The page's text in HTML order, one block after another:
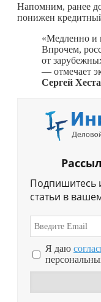
Напомним, ранее
понижен
«Медленно и
Впрочем,
от
— отмечает
Сергей
Подпишитесь
статьи в
Я даю